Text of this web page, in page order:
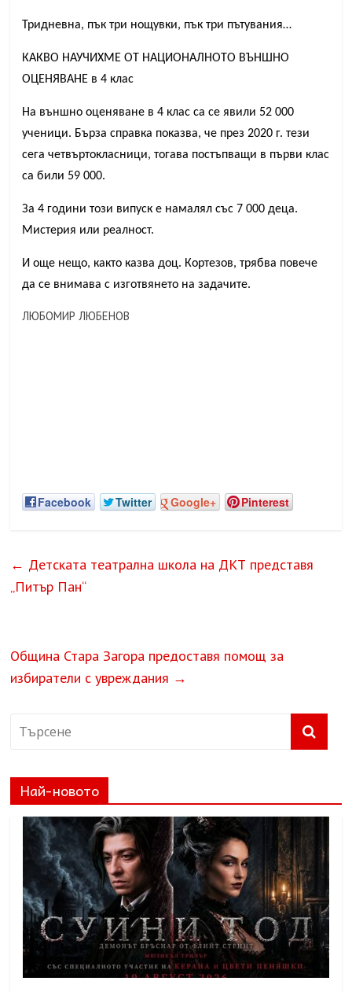
Тридневна, пък три нощувки, пък три пътувания…
КАКВО НАУЧИХМЕ ОТ НАЦИОНАЛНОТО ВЪНШНО
ОЦЕНЯВАНЕ в 4 клас
На външно оценяване в 4 клас са се явили 52 000
ученици. Бърза справка показва, че през 2020 г. тези
сега четвъртокласници, тогава постъпващи в първи клас
са били 59 000.
За 4 години този випуск е намалял със 7 000 деца.
Мистерия или реалност.
И още нещо, както казва доц. Кортезов, трябва повече
да се внимава с изготвянето на задачите.
ЛЮБОМИР ЛЮБЕНОВ
Facebook Twitter Google+ Pinterest
← Детската театрална школа на ДКТ представя
„Питър Пан“
Община Стара Загора предоставя помощ за
избиратели с увреждания →
Най-новото